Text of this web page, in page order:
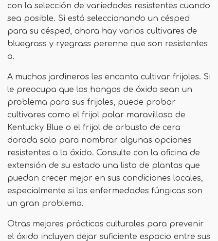
con la selección de variedades resistentes cuando
sea posible. Si está seleccionando un césped
para su césped, ahora hay varios cultivares de
bluegrass y ryegrass perenne que son resistentes
a.
A muchos jardineros les encanta cultivar frijoles. Si
le preocupa que los hongos de óxido sean un
problema para sus frijoles, puede probar
cultivares como el frijol polar maravilloso de
Kentucky Blue o el frijol de arbusto de cera
dorada solo para nombrar algunas opciones
resistentes a la óxido. Consulte con la oficina de
extensión de su estado una lista de plantas que
puedan crecer mejor en sus condiciones locales,
especialmente si las enfermedades fúngicas son
un gran problema.
Otras mejores prácticas culturales para prevenir
el óxido incluyen dejar suficiente espacio entre sus